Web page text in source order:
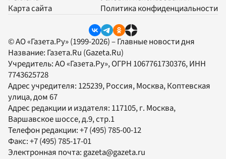
Карта сайта
Политика конфиденциальности
© АО «Газета.Ру» (1999-2026) – Главные новости дня
Название: Газета.Ru (Gazeta.Ru)
Учредитель:АО «Газета.Ру», ОГРН 1067761730376, ИНН
7743625728
Адрес учредителя: 125239, Россия, Москва, Коптевская
улица, дом 67
Адрес редакции и издателя: 117105, г. Москва,
Варшавское шоссе, д.9, стр.1
Телефон редакции:+7 (495) 785-00-12
Факс:+7 (495) 785-17-01
Электронная почта: gazeta@gazeta.ru